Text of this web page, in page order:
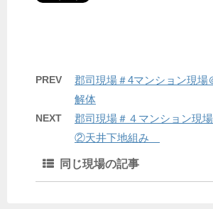
PREV
郡司現場＃4マンション現
解体
NEXT
郡司現場＃４マンション現
②天井下地組み
同じ現場の記事